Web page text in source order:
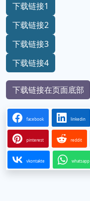
下载链接1
下载链接2
下载链接3
下载链接4
下载链接在页面底部
facebook linkedin
pinterest reddit
vkontakte whatsapp